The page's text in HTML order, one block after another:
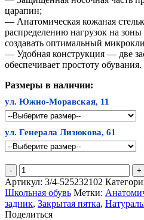
царапин;
— Анатомическая кожаная
распределению нагрузок на
создавать оптимальный
— Удобная конструкция — две
обеспечивает простоту обувания.
Размеры в наличии:
ул. Южно-Моравская, 11
ул. Генерала Лизюкова, 61
Количество
товара
Полуботинки
Elegami
Артикул: 3/4-525232102
Школьная обувь Метки:
задник, Закрытая пятка,
Поделиться